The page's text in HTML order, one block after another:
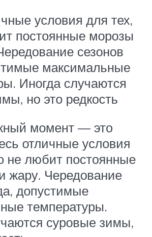
условия для тех,
постоянные морозы
сезонов
максимальные
Иногда случаются
но это редкость
момент — это
отличные условия
не любит постоянные
жару. Чередование
допустимые
температуры.
суровые зимы,